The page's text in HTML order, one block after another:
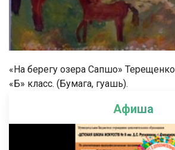
Афиша
«На берегу озера Сапшо»
«Б» класс. (Бумага, гуашь).